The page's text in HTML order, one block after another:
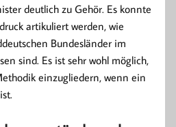
deutlich zu Gehör. Es konnte
artikuliert werden, wie
Bundesländer im
sind. Es ist sehr wohl möglich,
einzugliedern, wenn ein